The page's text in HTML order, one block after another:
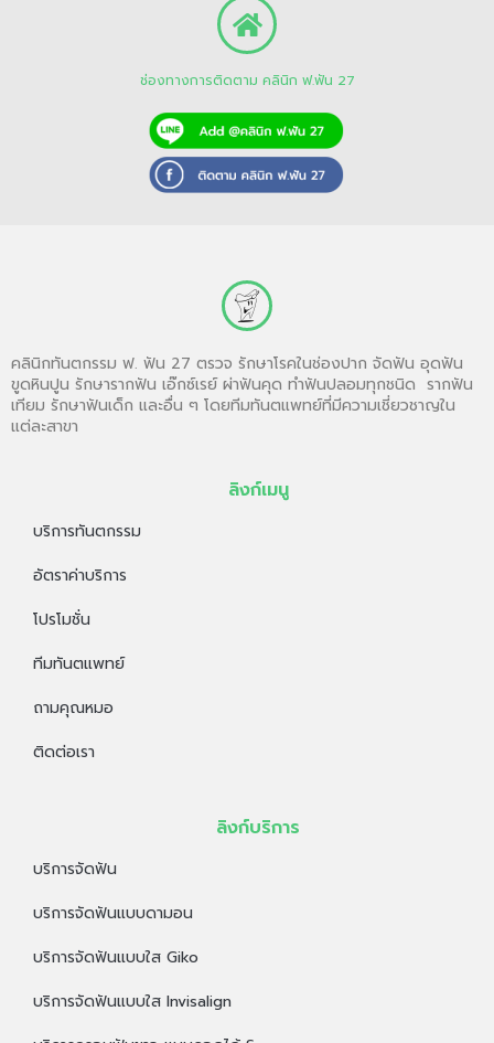
ช่องทางการติดตาม คลินิก ฟ.ฟัน 27
คลินิกทันตกรรม ฟ. ฟัน 27 ตรวจ รักษาโรคในช่องปาก จัดฟัน อุดฟัน
ขูดหินปูน รักษารากฟัน เอ๊กซ์เรย์ ผ่าฟันคุด ทำฟันปลอมทุกชนิด รากฟัน
เทียม รักษาฟันเด็ก และอื่น ๆ โดยทีมทันตแพทย์ที่มีความเชี่ยวชาญใน
แต่ละสาขา
ลิงก์เมนู
บริการทันตกรรม
อัตราค่าบริการ
โปรโมชั่น
ทีมทันตแพทย์
ถามคุณหมอ
ติดต่อเรา
ลิงก์บริการ
บริการจัดฟัน
บริการจัดฟันแบบดามอน
บริการจัดฟันแบบใส Giko
บริการจัดฟันแบบใส Invisalign